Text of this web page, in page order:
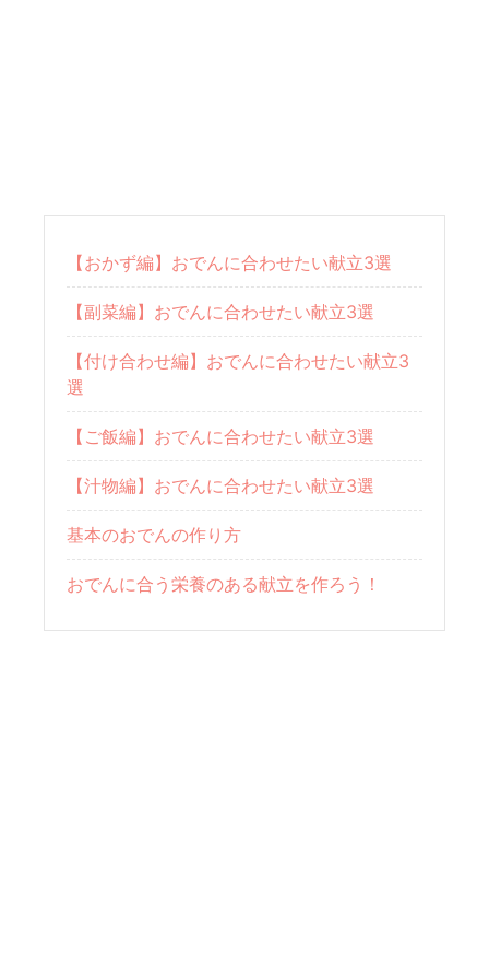
【おかず編】おでんに合わせたい献立3選
【副菜編】おでんに合わせたい献立3選
【付け合わせ編】おでんに合わせたい献立3
選
【ご飯編】おでんに合わせたい献立3選
【汁物編】おでんに合わせたい献立3選
基本のおでんの作り方
おでんに合う栄養のある献立を作ろう！